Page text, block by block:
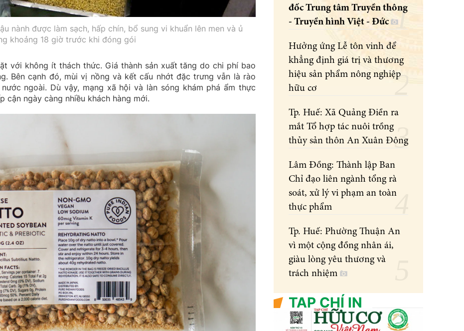
nành được làm sạch, hấp chín, bổ sung vi khuẩn lên men và ủ
khoảng 18 giờ trước khi đóng gói
với không ít thách thức. Giá thành sản xuất tăng do chi phí bao
Bên cạnh đó, mùi vị nồng và kết cấu nhớt đặc trưng vẫn là rào
ngoài. Dù vậy, mạng xã hội và làn sóng khám phá ẩm thực
cận ngày càng nhiều khách hàng mới.
đốc Trung tâm Truyền thông
- Truyền hình Việt - Đức
Hưởng ứng Lễ tôn vinh để
khẳng định giá trị và thương
hiệu sản phẩm nông nghiệp
hữu cơ
Tp. Huế: Xã Quảng Điền ra
mắt Tổ hợp tác nuôi trồng
thủy sản thôn An Xuân Đông
Lâm Đồng: Thành lập Ban
Chỉ đạo liên ngành tổng rà
soát, xử lý vi phạm an toàn
thực phẩm
Tp. Huế: Phường Thuận An
vì một cộng đồng nhân ái,
giàu lòng yêu thương và
trách nhiệm
TẠP CHÍ IN